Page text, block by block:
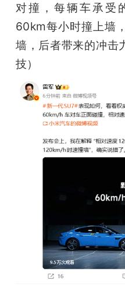
对撞，每辆车承受
60km每小时撞上墙
墙，后者带来的冲击
技）